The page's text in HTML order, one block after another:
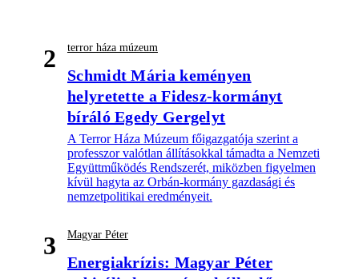
2 terror háza múzeum
Schmidt Mária keményen
helyretette a Fidesz-kormányt
bíráló Egedy Gergelyt
A Terror Háza Múzeum főigazgatója szerint a
professzor valótlan állításokkal támadta a Nemzeti
Együttműködés Rendszerét, miközben figyelmen
kívül hagyta az Orbán-kormány gazdasági és
nemzetpolitikai eredményeit.
3 Magyar Péter
Energiakrízis: Magyar Péter